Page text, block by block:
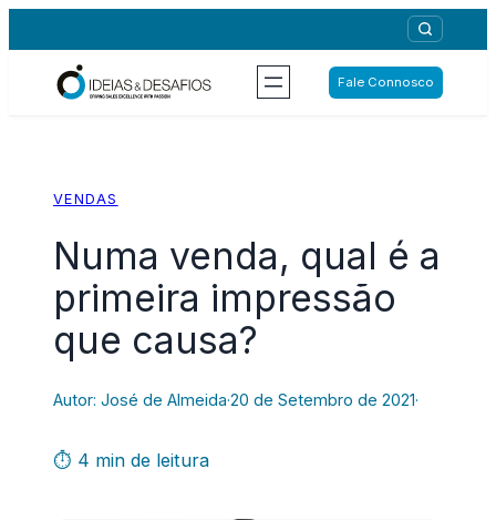
para
Fale Connosco
VENDAS
Numa venda, qual é a
primeira impressão
que causa?
Autor: José de Almeida·20 de Setembro de 2021·
⏱ 4 min de leitura